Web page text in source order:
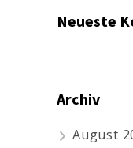
Neueste
Archiv
August